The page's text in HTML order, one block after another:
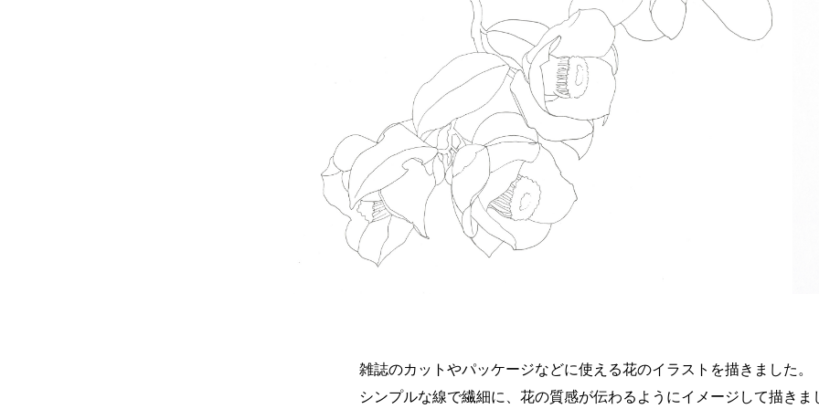
雑誌のカットやパッケージなどに使える花のイラストを描きました。
シンプルな線で繊細に、花の質感が伝わるようにイメージして描きま